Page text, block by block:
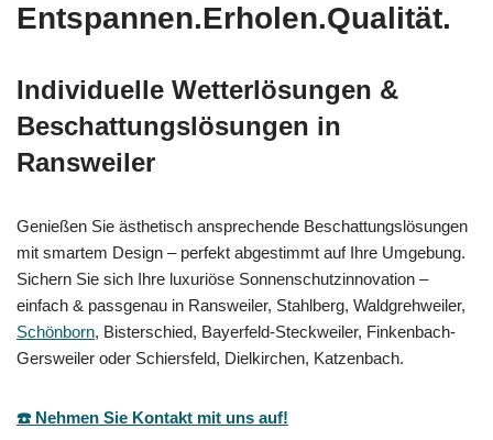
Entspannen.Erholen.Qualität.
Individuelle Wetterlösungen &
Beschattungslösungen in
Ransweiler
Genießen Sie ästhetisch ansprechende Beschattungslösungen
mit smartem Design – perfekt abgestimmt auf Ihre Umgebung.
Sichern Sie sich Ihre luxuriöse Sonnenschutzinnovation –
einfach & passgenau in Ransweiler, Stahlberg, Waldgrehweiler,
Schönborn, Bisterschied, Bayerfeld-Steckweiler, Finkenbach-
Gersweiler oder Schiersfeld, Dielkirchen, Katzenbach.
☎️ Nehmen Sie Kontakt mit uns auf!